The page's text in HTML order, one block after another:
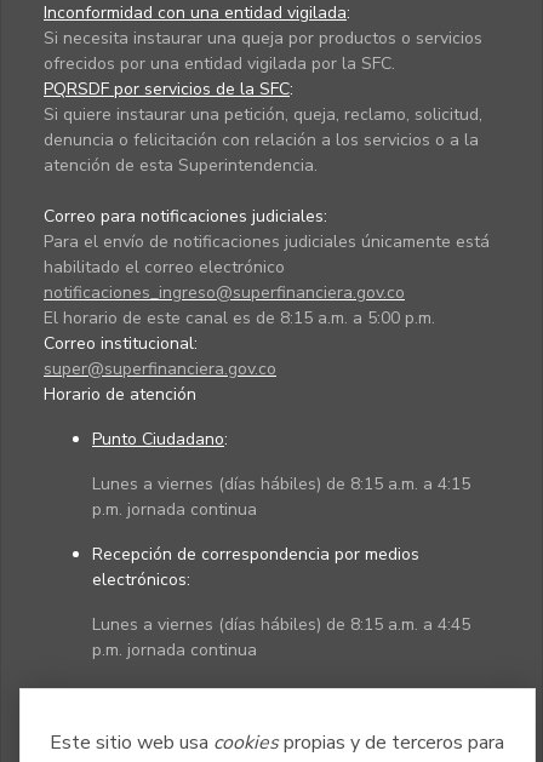
Este sitio web usa cookiespropias y de terceros para
Inconformidad con una entidad vigilada:
Si necesita instaurar una queja por productos o servicios
ofrecidos por una entidad vigilada por la SFC.
PQRSDF por servicios de la SFC:
Si quiere instaurar una petición, queja, reclamo, solicitud,
denuncia o felicitación con relación a los servicios o a la
atención de esta Superintendencia.
Correo para notificaciones judiciales:
Para el envío de notificaciones judiciales únicamente está
habilitado el correo electrónico
notificaciones_ingreso@superfinanciera.gov.co
El horario de este canal es de 8:15 a.m. a 5:00 p.m.
Correo institucional:
super@superfinanciera.gov.co
Horario de atención
Punto Ciudadano:
Lunes a viernes (días hábiles) de 8:15 a.m. a 4:15
p.m. jornada continua
Recepción de correspondencia por medios
electrónicos:
Lunes a viernes (días hábiles) de 8:15 a.m. a 4:45
p.m. jornada continua